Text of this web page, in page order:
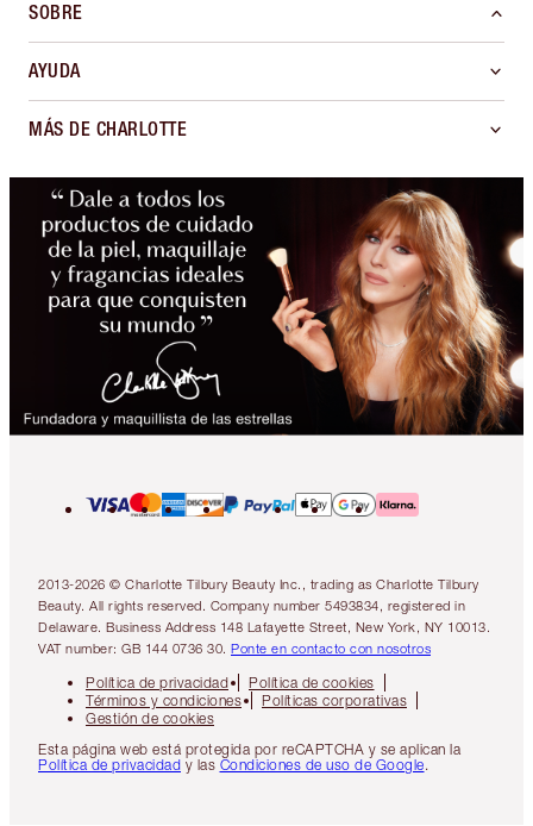
SOBRE
AYUDA
MÁS DE CHARLOTTE
2013-2026 © Charlotte Tilbury Beauty Inc., trading as Charlotte Tilbury
Beauty. All rights reserved. Company number 5493834, registered in
Delaware. Business Address 148 Lafayette Street, New York, NY 10013.
VAT number: GB 144 0736 30. Ponte en contacto con nosotros
Política de privacidad
Política de cookies
Términos y condiciones
Políticas corporativas
Gestión de cookies
Esta página web está protegida por reCAPTCHA y se aplican la
Política de privacidad y las Condiciones de uso de Google.